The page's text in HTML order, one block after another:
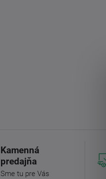
Kamenná
predajňa
Sme tu pre Vás